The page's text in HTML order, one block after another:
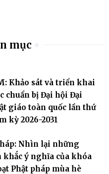
mục
Khảo sát và triển khai
chuẩn bị Đại hội Đại
giáo toàn quốc lần thứ
kỳ 2026-2031
Nhìn lại những
khắc ý nghĩa của khóa
Phật pháp mùa hè